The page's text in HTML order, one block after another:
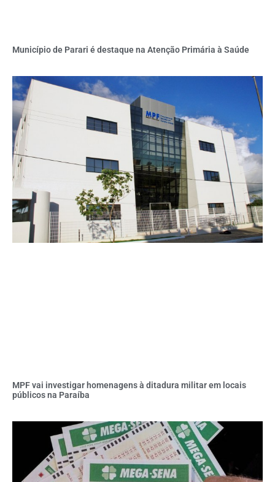
Município de Parari é destaque na Atenção Primária à Saúde
MPF vai investigar homenagens à ditadura militar em locais
públicos na Paraíba